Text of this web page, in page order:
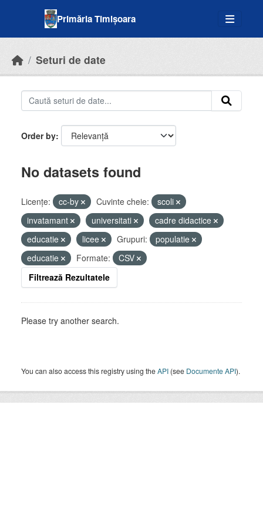
Primăria Timișoara
Seturi de date
Order by
No datasets found
Licenţe: cc-by Cuvinte cheie:
scoli
invatamant
universitati
cadre didactice
educatie
licee Grupuri:
populatie
educatie
Formate:
CSV
Filtrează Rezultatele
Please try another search.
You can also access this registry using theAPI (see Documente API).